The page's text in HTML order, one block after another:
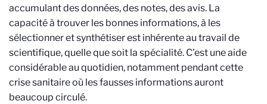
accumulant des données, des notes, des avis. La
capacité à trouver les bonnes informations, à les
sélectionner et synthétiser est inhérente au travail de
scientifique, quelle que soit la spécialité. C’est une aide
considérable au quotidien, notamment pendant cette
crise sanitaire où les fausses informations auront
beaucoup circulé.